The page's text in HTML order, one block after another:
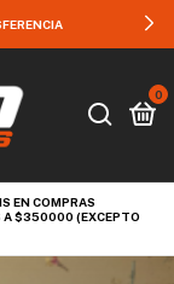
0
EN COMPRAS
A $350000 (EXCEPTO